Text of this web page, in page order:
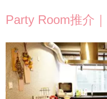
Party Room推介